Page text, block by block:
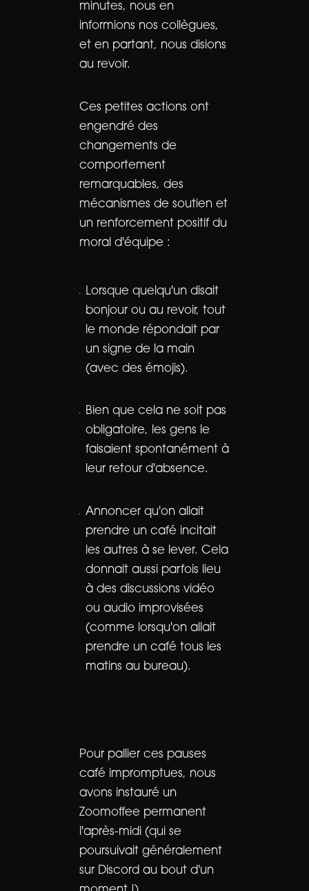
minutes, nous en
informions nos collègues,
et en partant, nous disions
au revoir.
Ces petites actions ont
engendré des
changements de
comportement
remarquables, des
mécanismes de soutien et
un renforcement positif du
moral d'équipe :
Lorsque quelqu'un disait
bonjour ou au revoir, tout
le monde répondait par
un signe de la main
(avec des émojis).
Bien que cela ne soit pas
obligatoire, les gens le
faisaient spontanément à
leur retour d'absence.
Annoncer qu'on allait
prendre un café incitait
les autres à se lever. Cela
donnait aussi parfois lieu
à des discussions vidéo
ou audio improvisées
(comme lorsqu'on allait
prendre un café tous les
matins au bureau).
Pour pallier ces pauses
café impromptues, nous
avons instauré un
Zoomoffee permanent
l'après-midi (qui se
poursuivait généralement
sur Discord au bout d'un